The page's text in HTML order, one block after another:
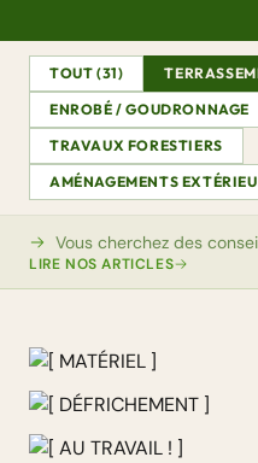
TOUT (31)
ENROBÉ / GOUDRONNAGE
TRAVAUX FORESTIERS
AMÉNAGEMENTS
Vous cherchez des
LIRE NOS ARTICLES
[ MATÉRIEL ]
[ DÉFRICHEMENT ]